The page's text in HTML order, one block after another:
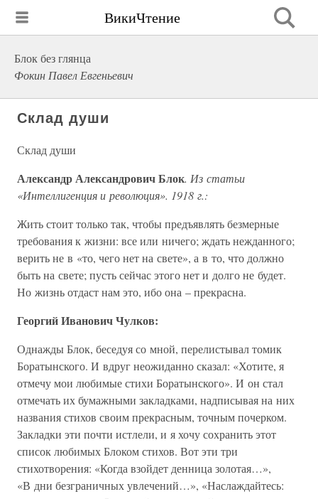
ВикиЧтение
Блок без глянца
Фокин Павел Евгеньевич
Склад души
Склад души
Александр Александрович Блок. Из статьи
«Интеллигенция и революция». 1918 г.:
Жить стоит только так, чтобы предъявлять безмерные
требования к жизни: все или ничего; ждать нежданного;
верить не в «то, чего нет на свете», а в то, что должно
быть на свете; пусть сейчас этого нет и долго не будет.
Но жизнь отдаст нам это, ибо она – прекрасна.
Георгий Иванович Чулков:
Однажды Блок, беседуя со мной, перелистывал томик
Боратынского. И вдруг неожиданно сказал: «Хотите, я
отмечу мои любимые стихи Боратынского». И он стал
отмечать их бумажными закладками, надписывая на них
названия стихов своим прекрасным, точным почерком.
Закладки эти почти истлели, и я хочу сохранить этот
список любимых Блоком стихов. Вот эти три
стихотворения: «Когда взойдет денница золотая…»,
«В дни безграничных увлечений…», «Наслаждайтесь: